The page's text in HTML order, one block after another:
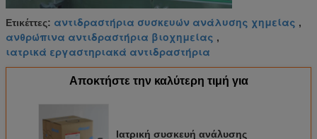
Ετικέττες: αντιδραστήρια συσκευών ανάλυσης χημείας ,
ανθρώπινα αντιδραστήρια βιοχημείας ,
ιατρικά εργαστηριακά αντιδραστήρια
Αποκτήστε την καλύτερη τιμή για
Ιατρική συσκευή ανάλυσης